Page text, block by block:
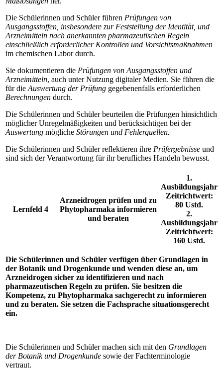
Die Schülerinnen und Schüler führen Prüfungen von
Ausgangsstoffen, insbesondere zur Feststellung der Identität, und
Arzneimitteln nach anerkannten pharmazeutischen Regeln
einschließlich erforderlicher Kontrollen und Vorsichtsmaßnahmen
im chemischen Labor durch.
Sie dokumentieren die Prüfungen von Ausgangsstoffen und
Arzneimitteln, auch unter Nutzung digitaler Medien. Sie führen die
für die Auswertung der Prüfung gegebenenfalls erforderlichen
Berechnungen durch.
Die Schülerinnen und Schüler beurteilen die Prüfungen hinsichtlich
möglicher Unregelmäßigkeiten und berücksichtigen bei der
Auswertung mögliche Störungen und Fehlerquellen.
Die Schülerinnen und Schüler reflektieren ihre Prüfergebnisse und
sind sich der Verantwortung für ihr berufliches Handeln bewusst.
Lernfeld 4
Arzneidrogen prüfen und zu
Phytopharmaka informieren
und beraten
1.
Ausbildungsjahr
Zeitrichtwert:
80 Ustd.
2.
Ausbildungsjahr
Zeitrichtwert:
160 Ustd.
Die Schülerinnen und Schüler verfügen über Grundlagen in
der Botanik und Drogenkunde und wenden diese an, um
Arzneidrogen sicher zu identifizieren und nach
pharmazeutischen Regeln zu prüfen. Sie besitzen die
Kompetenz, zu Phytopharmaka sachgerecht zu informieren
und zu beraten. Sie setzen die Fachsprache situationsgerecht
ein.
Die Schülerinnen und Schüler machen sich mit den Grundlagen
der Botanik und Drogenkunde sowie der Fachterminologie
vertraut.